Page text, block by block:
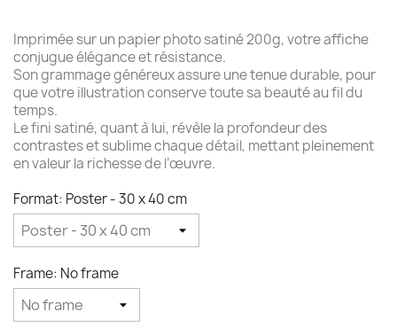
Imprimée sur un papier photo satiné 200g, votre affiche
conjugue élégance et résistance.
Son grammage généreux assure une tenue durable, pour
que votre illustration conserve toute sa beauté au fil du
temps.
Le fini satiné, quant à lui, révèle la profondeur des
contrastes et sublime chaque détail, mettant pleinement
en valeur la richesse de l’œuvre.
Format: Poster - 30 x 40 cm
Frame: No frame